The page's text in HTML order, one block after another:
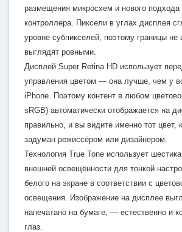
размещения микросхем и нового
контроллера. Пиксели в углах дисплея
уровне субпикселей, поэтому границы не
выглядят ровными.
Дисплей Super Retina HD использует
управления цветом — она лучше, чем у
iPhone. Поэтому контент в любом
sRGB) автоматически отображается на
правильно, и вы видите именно тот цвет,
задуман режиссёром или дизайнером.
Технология True Tone использует
внешней освещённости для тонкой
белого на экране в соответствии с
освещения. Изображение на дисплее
напечатано на бумаге, — естественно и
глаз.